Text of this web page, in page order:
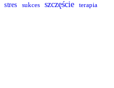
stres sukces szczęście
terapia